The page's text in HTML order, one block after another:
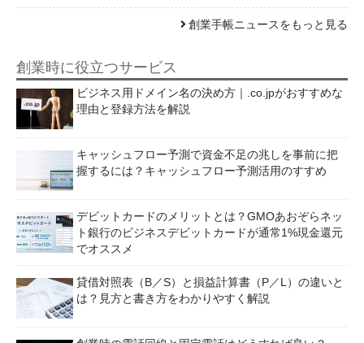
創業手帳ニュースをもっと見る
創業時に役立つサービス
ビジネス用ドメイン名の決め方｜.co.jpがおすすめな
理由と登録方法を解説
キャッシュフロー予測で資金不足の兆しを事前に把
握するには？キャッシュフロー予測活用のすすめ
デビットカードのメリットとは？GMOあおぞらネッ
ト銀行のビジネスデビットカードが通常1%現金還元
でオススメ
貸借対照表（B／S）と損益計算書（P／L）の違いと
は？見方と書き方をわかりやすく解説